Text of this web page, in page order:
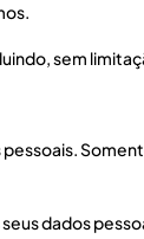
sem
dados